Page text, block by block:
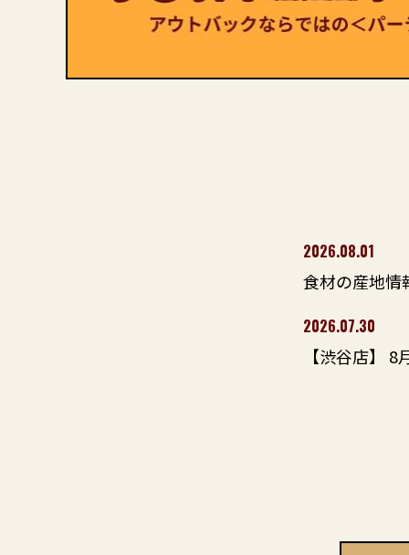
2026.08.01
食材の産地情
2026.07.30
【渋谷店】